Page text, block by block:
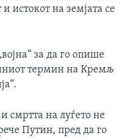
истокот на земјата се
за да го опише
термин на Кремљ
смртта на луѓето не
Путин, пред да го